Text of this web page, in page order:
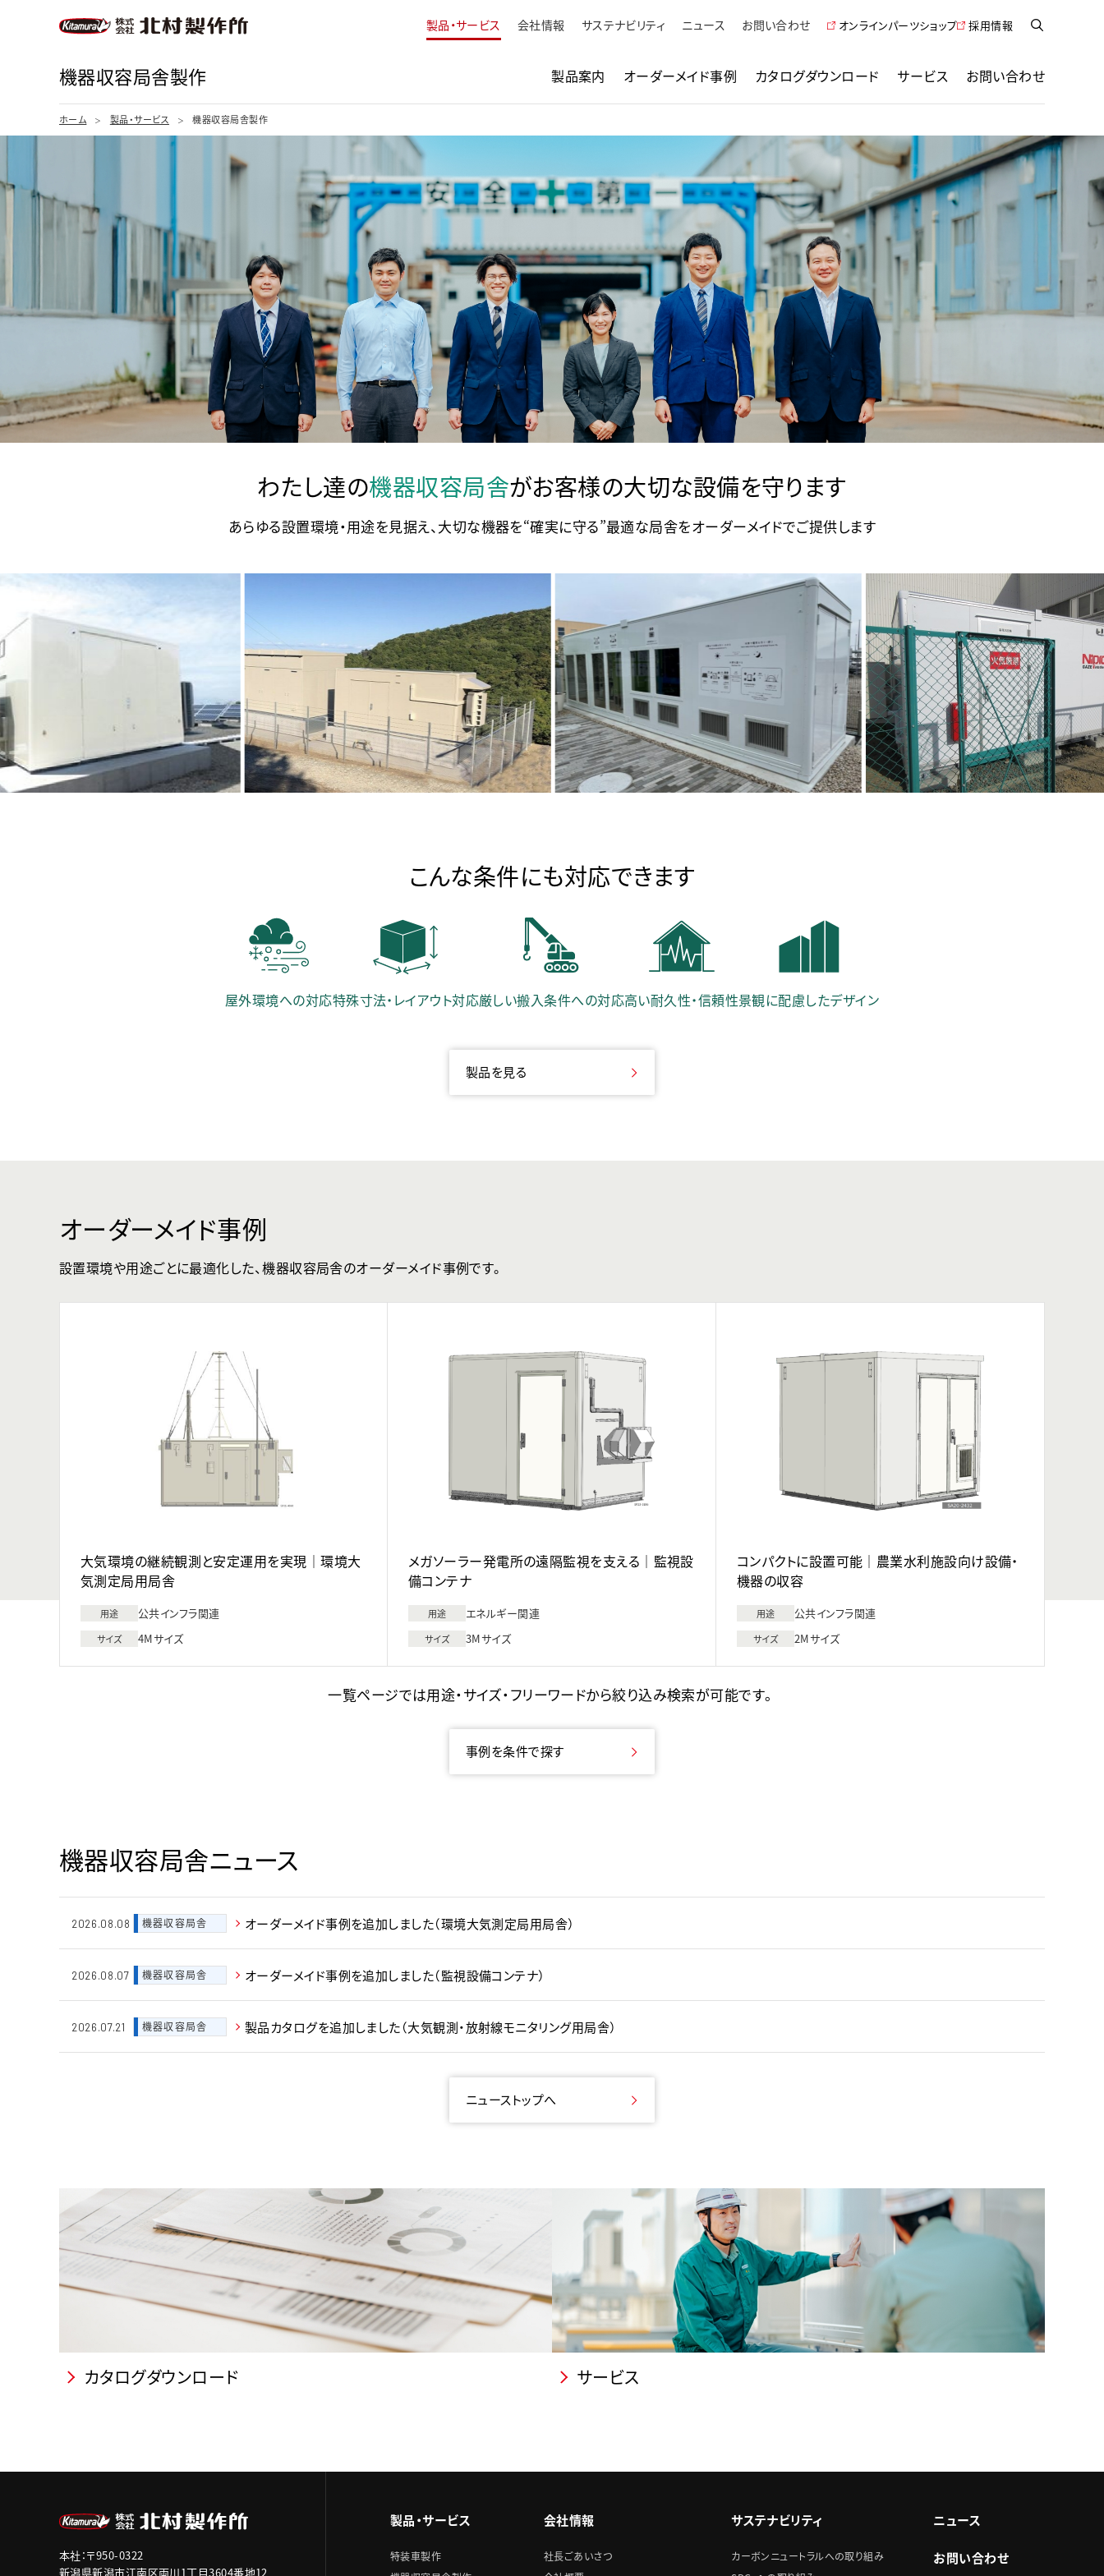
製品・サービス 会社情報 サステナビリティ ニュース お問い合わせ オンラインパーツショップ 採用情報
機器収容局舎製作 製品案内 オーダーメイド事例 カタログダウンロード サービス お問い合わせ
ホーム 製品・サービス 機器収容局舎製作
わたし達の機器収容局舎がお客様の大切な設備を守ります
あらゆる設置環境・用途を見据え、大切な機器を“確実に守る”最適な局舎をオーダーメイドでご提供します
こんな条件にも対応できます
屋外環境への対応特殊寸法・レイアウト対応厳しい搬入条件への対応高い耐久性・信頼性景観に配慮したデザイン
製品を見る
オーダーメイド事例
設置環境や用途ごとに最適化した、機器収容局舎のオーダーメイド事例です。
大気環境の継続観測と安定運用を実現｜環境大
気測定局用局舎
用途 公共インフラ関連
サイズ 4Mサイズ
メガソーラー発電所の遠隔監視を支える｜監視設
備コンテナ
用途 エネルギー関連
サイズ 3Mサイズ
コンパクトに設置可能｜農業水利施設向け設備・
機器の収容
用途 公共インフラ関連
サイズ 2Mサイズ
一覧ページでは用途・サイズ・フリーワードから絞り込み検索が可能です。
事例を条件で探す
機器収容局舎ニュース
2026.08.08 機器収容局舎 オーダーメイド事例を追加しました（環境大気測定局用局舎）
2026.08.07 機器収容局舎 オーダーメイド事例を追加しました（監視設備コンテナ）
2026.07.21 機器収容局舎 製品カタログを追加しました（大気観測・放射線モニタリング用局舎）
ニューストップへ
カタログダウンロード サービス
本社：〒950-0322
新潟県新潟市江南区両川1丁目3604番地12
製品・サービス
特装車製作
会社情報
社長ごあいさつ
サステナビリティ
カーボンニュートラルへの取り組み
ニュース
お問い合わせ